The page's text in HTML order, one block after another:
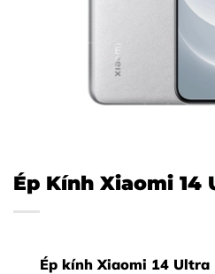
Ép Kính Xiaomi 14
Ép kính Xiaomi 14 Ultra